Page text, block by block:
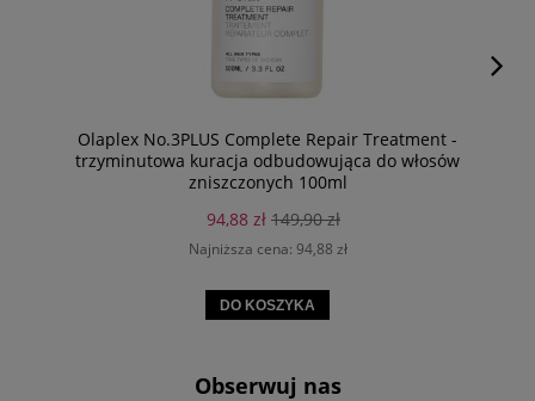
Olaplex No.3PLUS Complete Repair Treatment -
trzyminutowa kuracja odbudowująca do włosów
zniszczonych 100ml
94,88 zł 149,90 zł
Najniższa cena: 94,88 zł
DO KOSZYKA
Obserwuj nas